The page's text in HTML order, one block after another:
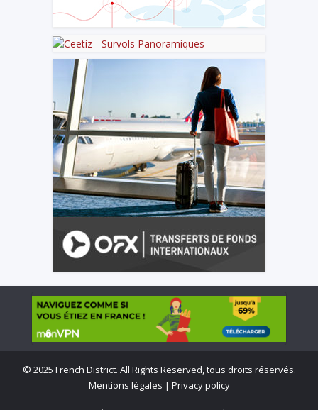
© 2025 French District. All Rights Reserved, tous droits réservés.
Mentions légales | Privacy policy